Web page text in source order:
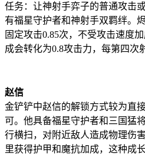
任务：让神射手弈子的普通攻击
有福星守护者和神射手双羁绊。
固定攻击0.85次，不受攻击速度
成会转化为0.8攻击力，每第四次
赵信
金铲铲中赵信的解锁方式较为直
可。他具备福星守护者和三国猛
行横扫，对附近敌人造成物理伤
里获得护甲和魔抗加成，这种成